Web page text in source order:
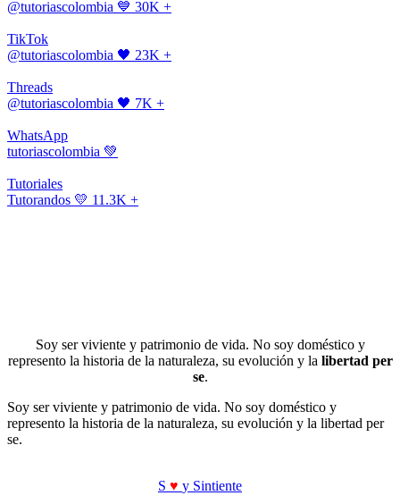
@tutoriascolombia 💙 30K +
TikTok
@tutoriascolombia 🖤 23K +
Threads
@tutoriascolombia 🖤 7K +
WhatsApp
tutoriascolombia 💚
Tutoriales
Tutorandos 💛 11.3K +
Soy ser viviente y patrimonio de vida. No soy doméstico y
represento la historia de la naturaleza, su evolución y la libertad per
se.
Soy ser viviente y patrimonio de vida. No soy doméstico y
represento la historia de la naturaleza, su evolución y la libertad per
se.
S ♥ y Sintiente